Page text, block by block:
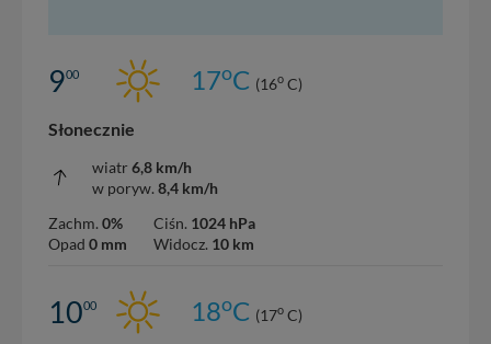
900 17oC (16o C)
Słonecznie
wiatr 6,8 km/h
w poryw. 8,4 km/h
Zachm. 0%
Opad 0 mm
Ciśn. 1024 hPa
Widocz. 10 km
1000 18oC (17o C)